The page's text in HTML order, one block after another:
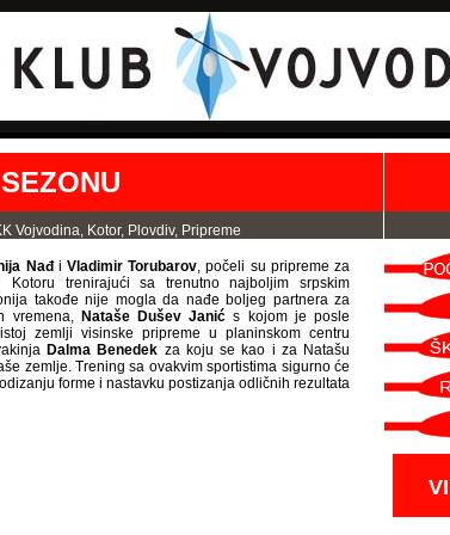
Vojvodina, Kotor, Plovdiv, Pripreme
NađiVladimir Torubarov, počeli su pripreme za
trenirajući sa trenutno najboljim srpskim
takođe nije mogla da nađe boljeg partnera za
vremena, Nataše Dušev Janić s kojom je posle
zemlji visinske pripreme u planinskom centru
Dalma Benedek za koju se kao i za Natašu
zemlje. Trening sa ovakvim sportistima sigurno će
forme i nastavku postizanja odličnih rezultata
e
o
st
O
l
d
e
r